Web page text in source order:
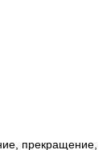
прекращение,